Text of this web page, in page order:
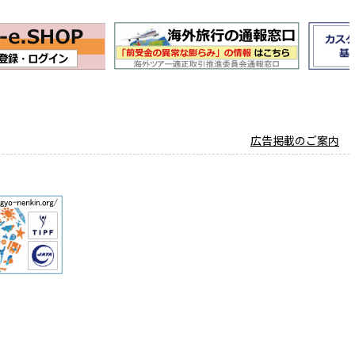
広告掲載のご案内